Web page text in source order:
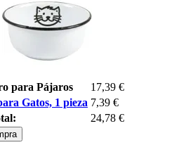
para Pájaros
17,39 €
Gatos, 1 pieza 7,39 €
24,78 €